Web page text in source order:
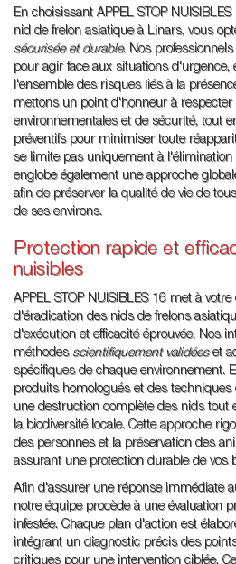
En choisissant APPEL STOP
nid de frelon asiatique à Linars, vous
sécurisée et durable. Nos
pour agir face aux situations d'urgence,
l'ensemble des risques liés à la
mettons un point d'honneur à respecter
environnementales et de sécurité, tout
préventifs pour minimiser toute
se limite pas uniquement à
englobe également une approche
afin de préserver la qualité de vie de
de ses environs.
Protection rapide et
nuisibles
APPEL STOP NUISIBLES 16 met à
d'éradication des nids de frelons
d'exécution et efficacité éprouvée. Nos
méthodes scientifiquement validéeset
spécifiques de chaque environnement.
produits homologués et des
une destruction complète des nids
la biodiversité locale. Cette approche
des personnes et la préservation des
assurant une protection durable de vos
Afin d'assurer une réponse immédiate
notre équipe procède à une évaluation
infestée. Chaque plan d'action est
intégrant un diagnostic précis des
critiques pour une intervention ciblée.